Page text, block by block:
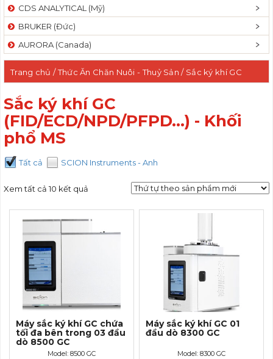
CDS ANALYTICAL (Mỹ)
BRUKER (Đức)
AURORA (Canada)
Trang chủ /Thức Ăn Chăn Nuôi - Thuỷ Sản / Sắc ký khí GC
(FID/ECD/NPD/PFPD...) - Khối phổ MS
Sắc ký khí GC
(FID/ECD/NPD/PFPD...) - Khối
phổ MS
Tất cả SCION Instruments - Anh
Xem tất cả 10 kết quả
Máy sắc ký khí GC chứa
tối đa bên trong 03 đầu
dò 8500 GC
Model: 8500 GC
Máy sắc ký khí GC 01
đầu dò 8300 GC
Model: 8300 GC